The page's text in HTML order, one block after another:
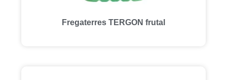
Fregaterres TERGON frutal